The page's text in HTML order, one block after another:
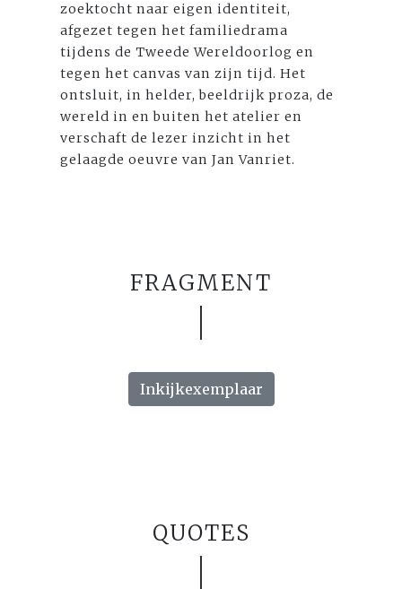
zoektocht naar eigen identiteit,
afgezet tegen het familiedrama
tijdens de Tweede Wereldoorlog en
tegen het canvas van zijn tijd. Het
ontsluit, in helder, beeldrijk proza, de
wereld in en buiten het atelier en
verschaft de lezer inzicht in het
gelaagde oeuvre van Jan Vanriet.
FRAGMENT
Inkijkexemplaar
QUOTES